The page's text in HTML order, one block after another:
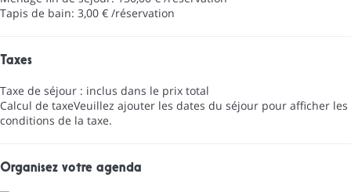
Tapis de bain: 3,00 € /réservation
Taxes
Taxe de séjour : inclus dans le prix total
Calcul de taxeVeuillez ajouter les dates du séjour pour afficher les
conditions de la taxe.
Organisez votre agenda